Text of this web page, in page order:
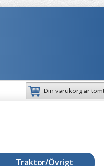
Din varukorg är tom!
Traktor/Övrigt